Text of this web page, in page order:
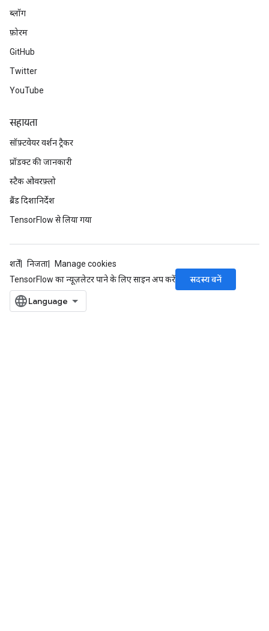
ब्लॉग
फ़ोरम
GitHub
Twitter
YouTube
सहायता
सॉफ़्टवेयर वर्शन ट्रैकर
प्रॉडक्ट की जानकारी
स्टैक ओवरफ़्लो
ब्रैंड दिशानिर्देश
TensorFlow से लिया गया
शर्तें निजता
Manage cookies
TensorFlow का न्यूज़लेटर पाने के लिए साइन अप करें
सदस्य बनें